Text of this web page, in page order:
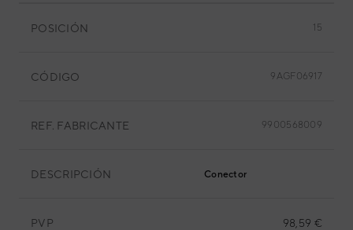
POSICIÓN 15
CÓDIGO 9AGF06917
REF. FABRICANTE 9900568009
DESCRIPCIÓN Conector
PVP 98,59 €